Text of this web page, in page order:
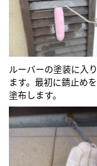
ルーバーの塗装に入り
ます。最初に錆止めを
塗布します。